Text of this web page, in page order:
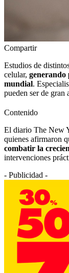
Compartir
Estudios de
celular, generando
mundial.
pueden ser de gran
Contenido
El diario The New
quienes afirmaron
combatir la
intervenciones
- Publicidad -